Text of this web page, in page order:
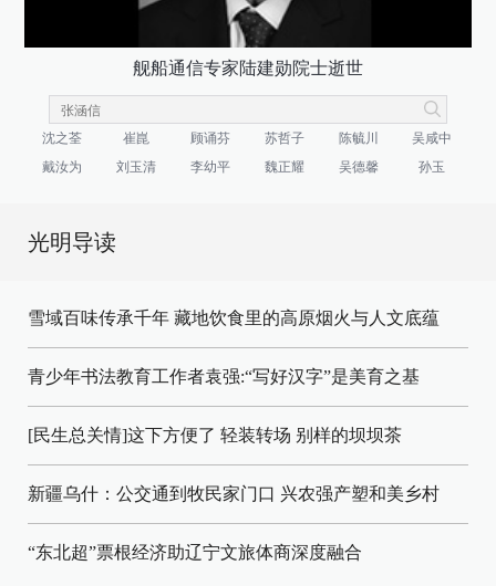
舰船通信专家陆建勋院士逝世
沈之荃 崔崑 顾诵芬 苏哲子 陈毓川
吴咸中
戴汝为
刘玉清 李幼平 魏正耀 吴德馨 孙玉
光明导读
雪域百味传承千年 藏地饮食里的高原烟火与人文底蕴
青少年书法教育工作者袁强:“写好汉字”是美育之基
[民生总关情]这下方便了 轻装转场 别样的坝坝茶
新疆乌什：公交通到牧民家门口 兴农强产塑和美乡村
“东北超”票根经济助辽宁文旅体商深度融合